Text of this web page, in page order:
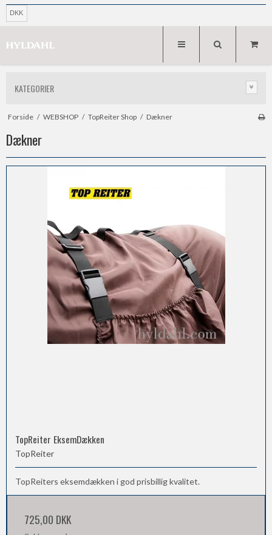
DKK
KATEGORIER
Forside / WEBSHOP / TopReiter Shop / Dækner
Dækner
TopReiter EksemDækken
TopReiter
TopReiters eksemdækken i god prisbillig kvalitet.
725,00 DKK